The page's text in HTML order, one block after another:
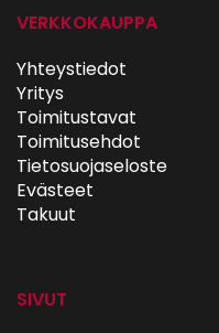
VERKKOKAUPPA
Yhteystiedot
Yritys
Toimitustavat
Toimitusehdot
Tietosuojaseloste
Evästeet
Takuut
SIVUT